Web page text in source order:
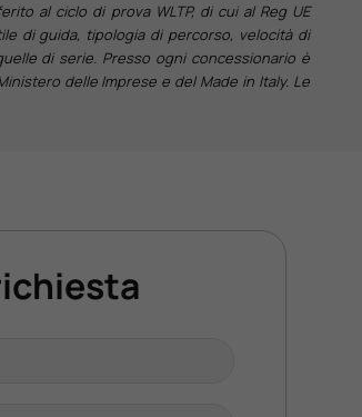
al ciclo di prova WLTP, di cui al Reg UE
di guida, tipologia di percorso, velocità di
di serie. Presso ogni concessionario è
delle Imprese e del Made in Italy. Le